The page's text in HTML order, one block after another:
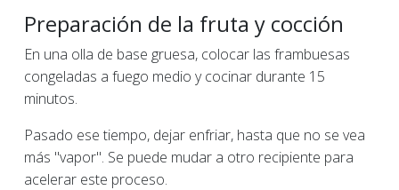
Preparación de la fruta y cocción
En una olla de base gruesa, colocar las frambuesas
congeladas a fuego medio y cocinar durante 15
minutos.
Pasado ese tiempo, dejar enfriar, hasta que no se vea
más "vapor". Se puede mudar a otro recipiente para
acelerar este proceso.